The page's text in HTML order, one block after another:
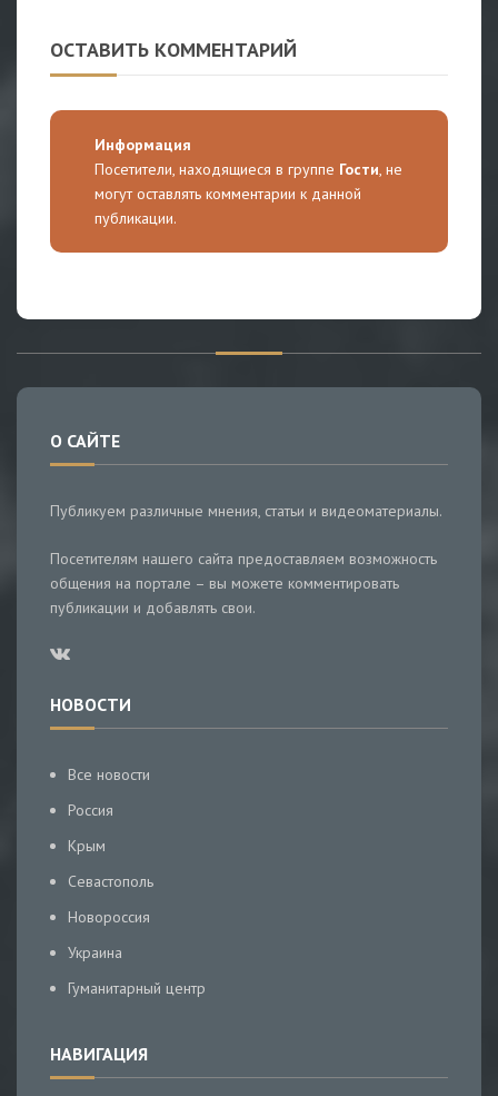
ОСТАВИТЬ КОММЕНТАРИЙ
Информация
Посетители, находящиеся в группе Гости, не
могут оставлять комментарии к данной
публикации.
О САЙТЕ
Публикуем различные мнения, статьи и видеоматериалы.
Посетителям нашего сайта предоставляем возможность
общения на портале – вы можете комментировать
публикации и добавлять свои.
НОВОСТИ
Все новости
Россия
Крым
Севастополь
Новороссия
Украина
Гуманитарный центр
НАВИГАЦИЯ